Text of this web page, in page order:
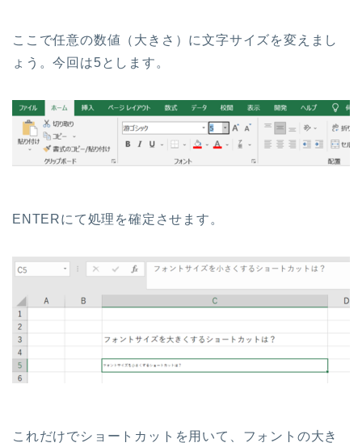
ここで任意の数値（大きさ）に文字サイズを変えまし
ょう。今回は5とします。
ENTERにて処理を確定させます。
これだけでショートカットを用いて、フォントの大き